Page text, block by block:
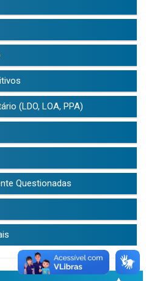
(LDO, LOA, PPA)
Questionadas